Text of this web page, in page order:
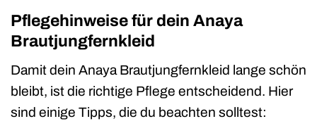
Pflegehinweise für dein Anaya
Brautjungfernkleid
Damit dein Anaya Brautjungfernkleid lange schön
bleibt, ist die richtige Pflege entscheidend. Hier
sind einige Tipps, die du beachten solltest: